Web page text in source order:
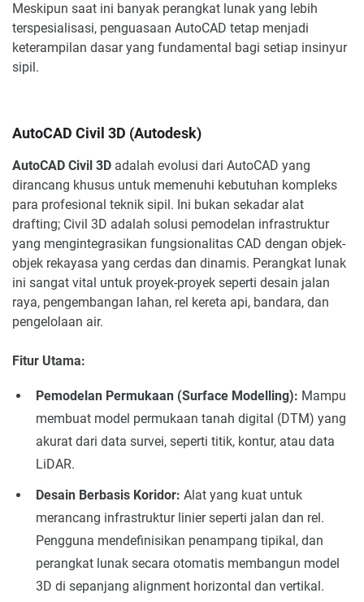
Meskipun saat ini banyak perangkat lunak yang lebih
terspesialisasi, penguasaan AutoCAD tetap menjadi
keterampilan dasar yang fundamental bagi setiap insinyur
sipil.
AutoCAD Civil 3D (Autodesk)
AutoCAD Civil 3D adalah evolusi dari AutoCAD yang
dirancang khusus untuk memenuhi kebutuhan kompleks
para profesional teknik sipil. Ini bukan sekadar alat
drafting; Civil 3D adalah solusi pemodelan infrastruktur
yang mengintegrasikan fungsionalitas CAD dengan objek-
objek rekayasa yang cerdas dan dinamis. Perangkat lunak
ini sangat vital untuk proyek-proyek seperti desain jalan
raya, pengembangan lahan, rel kereta api, bandara, dan
pengelolaan air.
Fitur Utama:
Pemodelan Permukaan (Surface Modelling): Mampu
membuat model permukaan tanah digital (DTM) yang
akurat dari data survei, seperti titik, kontur, atau data
LiDAR.
Desain Berbasis Koridor: Alat yang kuat untuk
merancang infrastruktur linier seperti jalan dan rel.
Pengguna mendefinisikan penampang tipikal, dan
perangkat lunak secara otomatis membangun model
3D di sepanjang alignment horizontal dan vertikal.